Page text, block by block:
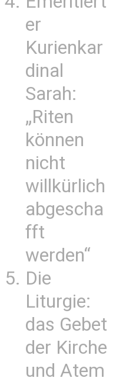
er
Kurienkar
dinal
Sarah:
„Riten
können
nicht
willkürlich
abgescha
fft
werden“
Die
Liturgie:
das Gebet
der Kirche
und Atem